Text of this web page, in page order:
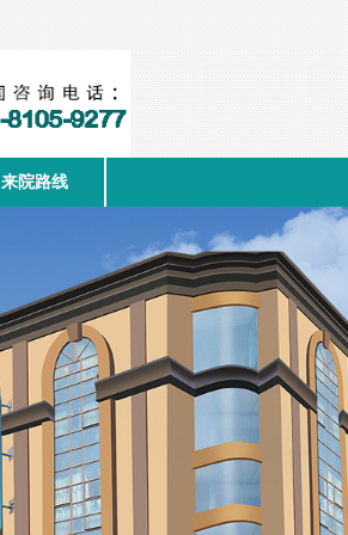
来院路线